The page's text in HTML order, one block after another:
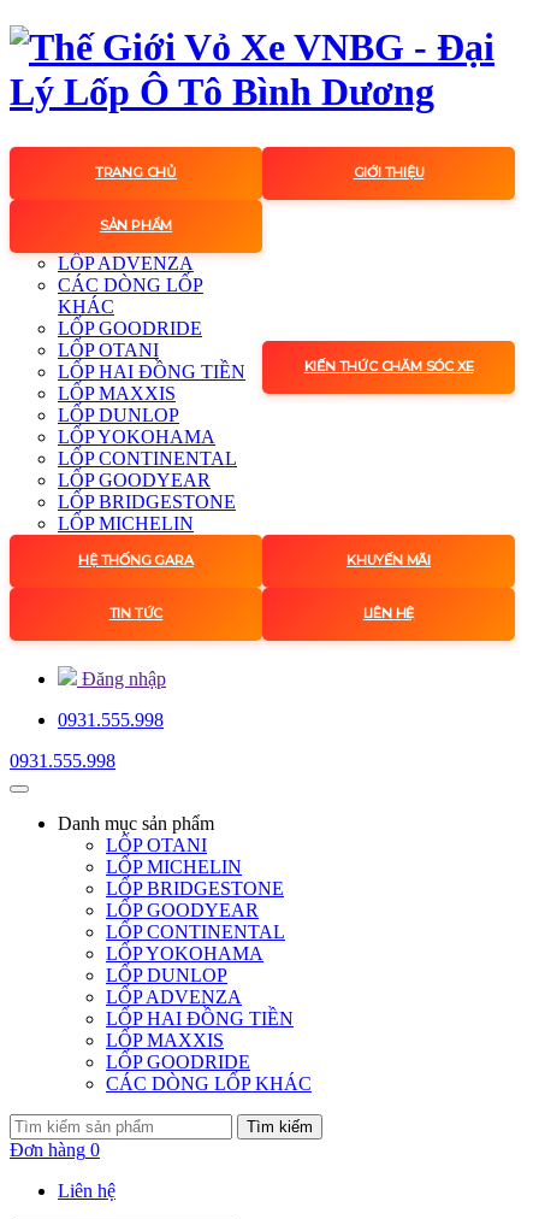
TRANG CHỦ GIỚI THIỆU
SẢN PHẨM
LỐP ADVENZA
CÁC DÒNG LỐP
KHÁC
LỐP GOODRIDE
LỐP OTANI
LỐP HAI ĐỒNG TIỀN
LỐP MAXXIS
LỐP DUNLOP
LỐP YOKOHAMA
LỐP CONTINENTAL
LỐP GOODYEAR
LỐP BRIDGESTONE
LỐP MICHELIN
KIẾN THỨC CHĂM SÓC XE
HỆ THỐNG GARA KHUYẾN MÃI
TIN TỨC LIÊN HỆ
Đăng nhập
0931.555.998
0931.555.998
Danh mục sản phẩm
LỐP OTANI
LỐP MICHELIN
LỐP BRIDGESTONE
LỐP GOODYEAR
LỐP CONTINENTAL
LỐP YOKOHAMA
LỐP DUNLOP
LỐP ADVENZA
LỐP HAI ĐỒNG TIỀN
LỐP MAXXIS
LỐP GOODRIDE
CÁC DÒNG LỐP KHÁC
Tìm kiếm
Đơn hàng 0
Liên hệ